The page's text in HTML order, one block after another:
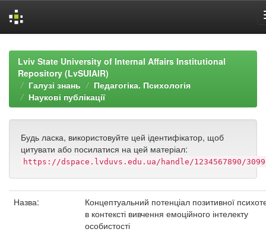
navigationLviv State University of Internal Affairs Institutional
Repository (LvSUIAIR)
Галузі знань
Педагогіка. Психологія
Наукові публікації
Будь ласка, використовуйте цей ідентифікатор, щоб
цитувати або посилатися на цей матеріал:
https://dspace.lvduvs.edu.ua/handle/1234567890/3099
Назва:
Концептуальний потенціал позитивної
в контексті вивчення емоційного інтелекту
особистості